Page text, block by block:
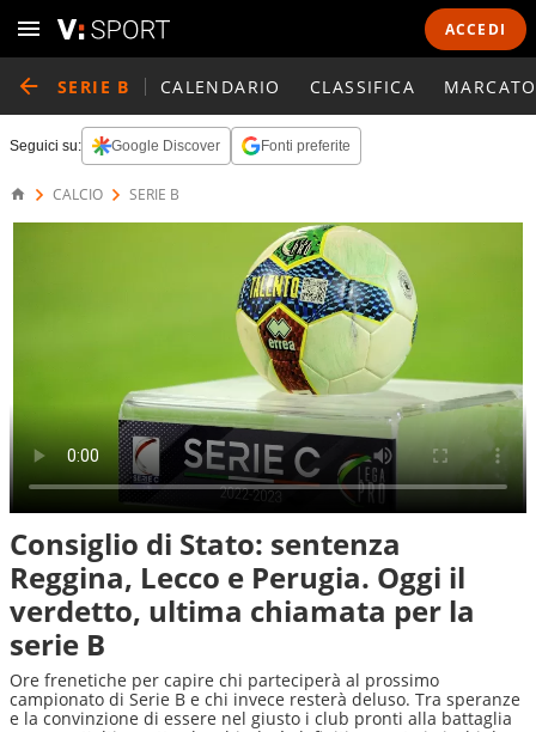
ACCEDI
SERIE B CALENDARIO CLASSIFICA
Seguici su: Google Discover Fonti preferite
CALCIO SERIE B
Consiglio di Stato: sentenza
Reggina, Lecco e Perugia. Oggi il
verdetto, ultima chiamata per la
serie B
Ore frenetiche per capire chi parteciperà al prossimo
campionato di Serie B e chi invece resterà deluso. Tra speranze
e la convinzione di essere nel giusto i club pronti alla battaglia